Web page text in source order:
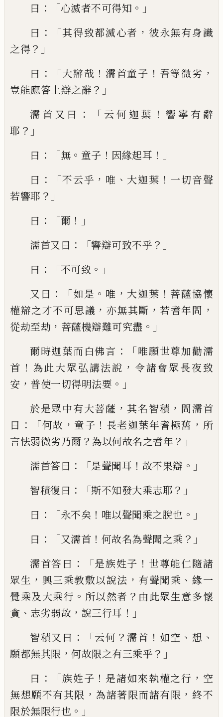
曰 ：「心滅者不可得知 。」
曰 ：「其得致都滅心者 ， 彼永無有身識
之得？」
曰 ：「大辯哉 ！ 濡首童子 ！ 吾等微劣 ，
豈能應答上辯之辭 ？」
濡首又 曰 ：「 云何迦葉 ！ 響寧有 辭
耶 ？」
曰 ：「無 。 童子 ！ 因緣起耳 ！」
曰 ：「不云乎 ， 唯 、 大迦葉 ！ 一切音聲
若響耶 ？」
曰 ：「爾 ！」
濡首又曰 ：「響辯可致不乎 ？」
曰 ：「不可致 。」
又曰 ：「如是 。 唯 ， 大迦葉 ！ 菩薩協懷
權辯之才不可思議 ， 亦無其斷 ，若耆年問 ，
從劫至劫 ， 菩薩機辯難可究盡 。」
爾時迦葉而白佛言 ：「唯願世尊加勸濡
首 ！ 為此大眾弘講法說 ， 令諸會眾長夜致
安 ， 普使一切得明法要 。」
於是眾中有大菩薩 ，其名智積 ， 問濡首
曰 ：「何故 ， 童子 ！ 長老迦葉年耆極舊 ， 所
言怯弱微劣乃爾 ？ 為以何故名之耆年 ？」
濡首答曰 ：「是聲聞耳 ！ 故不果辯 。」
智積復曰 ：「斯不知發大乘志耶 ？」
曰 ：「永不矣 ！ 唯以聲聞乘之脫也 。」
曰 ：「又濡首 ！ 何故名為聲聞之乘 ？」
濡首答曰 ：「是族姓子 ！ 世尊能仁隨諸
眾生 ， 興三乘教敷以說法 ， 有聲聞乘 、 緣一
覺乘及大乘行 。 所以然者 ？ 由此眾生意多懷
貪 、 志劣弱故 ， 說三行耳 ！」
智積又曰 ： 「云何 ？ 濡首 ！ 如空 、 想 、
願都無其限 ， 何故限之有三乘乎 ？」
曰 ：「族姓子 ！ 是諸如來執權之行 ， 空
無想願不有其限 ， 為諸著限而諸有限 ， 終不
限於無限行也 。」